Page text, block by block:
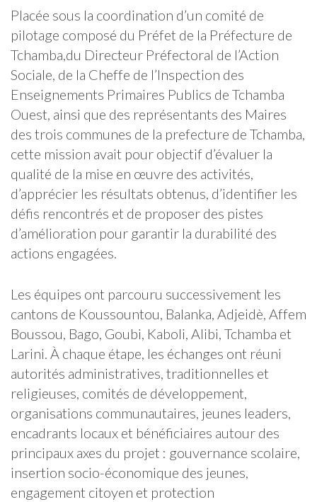
Placée sous la coordination d’un comité de
pilotage composé du Préfet de la Préfecture de
Tchamba,du Directeur Préfectoral de l’Action
Sociale, de la Cheffe de l’Inspection des
Enseignements Primaires Publics de Tchamba
Ouest, ainsi que des représentants des Maires
des trois communes de la prefecture de Tchamba,
cette mission avait pour objectif d’évaluer la
qualité de la mise en œuvre des activités,
d’apprécier les résultats obtenus, d’identifier les
défis rencontrés et de proposer des pistes
d’amélioration pour garantir la durabilité des
actions engagées.
Les équipes ont parcouru successivement les
cantons de Koussountou, Balanka, Adjeidè, Affem
Boussou, Bago, Goubi, Kaboli, Alibi, Tchamba et
Larini. À chaque étape, les échanges ont réuni
autorités administratives, traditionnelles et
religieuses, comités de développement,
organisations communautaires, jeunes leaders,
encadrants locaux et bénéficiaires autour des
principaux axes du projet : gouvernance scolaire,
insertion socio-économique des jeunes,
engagement citoyen et protection